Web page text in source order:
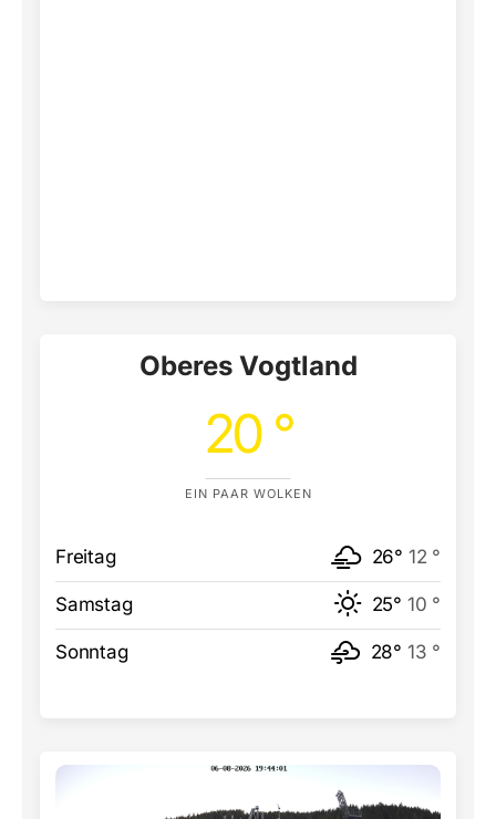
Oberes Vogtland
20 °
EIN PAAR WOLKEN
Freitag 26° 12 °
Samstag 25° 10 °
Sonntag 28° 13 °